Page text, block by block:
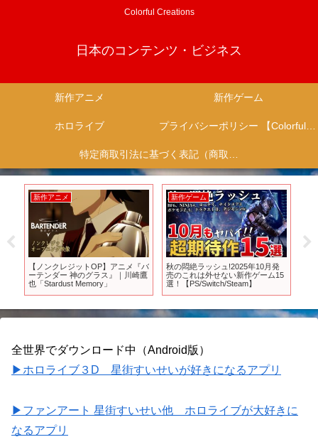
Colorful Creations
日本のコンテンツ・ビジネス
新作アニメ 新作ゲーム
ホロライブ プライバシーポリシー 【Colorful Creation】
特定商取引法に基づく表記（商取引に関する開示）
!2025年10月発
い新作ゲーム15
Steam】
新作アニメ
アニメ「メカウデ」第3弾
PV【2024年10月放送！】
新作アニメ
TVアニメ『デブとラブと過
と！』第2弾PV｜TOKYO
にて2025年10月6日（月）
全世界でダウンロード中（Android版）
▶ホロライブ３D 星街すいせいが好きになるアプリ
▶ファンアート 星街すいせい他 ホロライブが大好きに
なるアプリ